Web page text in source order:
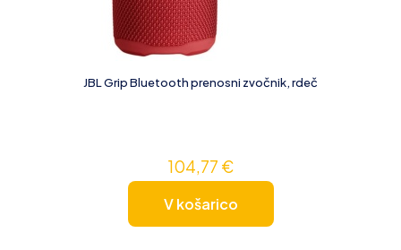
JBL Grip Bluetooth prenosni zvočnik, rdeč
104,77 €
V košarico